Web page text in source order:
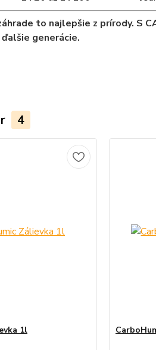
to najlepšie z prírody. S
generácie.
4
1l